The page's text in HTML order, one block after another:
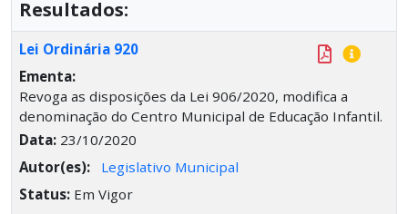
Resultados:
Lei Ordinária 920
Ementa:
Revoga as disposições da Lei 906/2020, modifica a
denominação do Centro Municipal de Educação Infantil.
Data: 23/10/2020
Autor(es):
Legislativo Municipal
Status: Em Vigor